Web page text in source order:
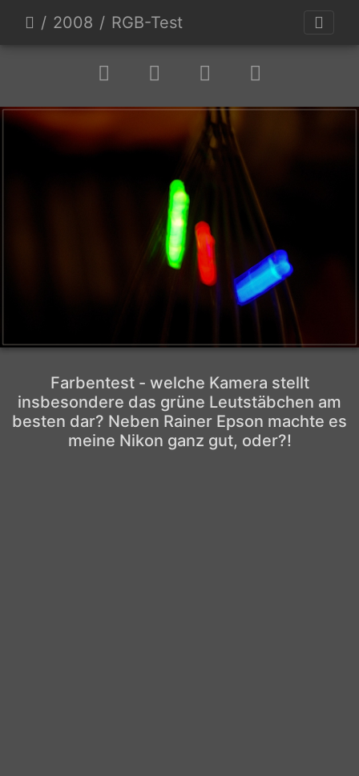
2008 RGB-Test
Farbentest - welche Kamera stellt
insbesondere das grüne Leutstäbchen am
besten dar? Neben Rainer Epson machte es
meine Nikon ganz gut, oder?!